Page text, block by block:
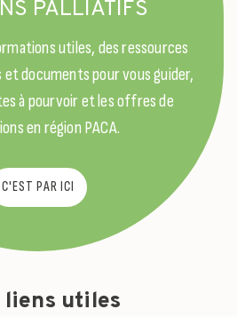
PALLIATIFS
utiles, des ressources
documents pour vous guider,
à pourvoir et les offres de
en région PACA.
C'EST PAR ICI
liens utiles